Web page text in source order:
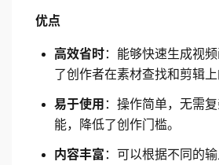
优点
高效省时：能够快速生成视
了创作者在素材查找和剪辑上
易于使用 ：操作简单，无需
能，降低了创作门槛。
内容丰富 ：可以根据不同的